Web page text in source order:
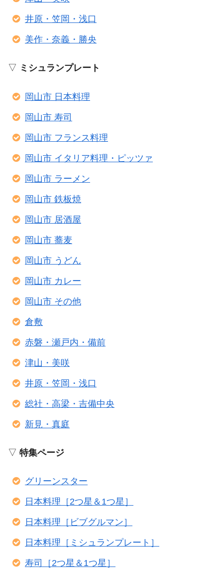
井原・笠岡・浅口
美作・奈義・勝央
▽ ミシュランプレート
岡山市 日本料理
岡山市 寿司
岡山市 フランス料理
岡山市 イタリア料理・ピッツァ
岡山市 ラーメン
岡山市 鉄板焼
岡山市 居酒屋
岡山市 蕎麦
岡山市 うどん
岡山市 カレー
岡山市 その他
倉敷
赤磐・瀬戸内・備前
津山・美咲
井原・笠岡・浅口
総社・高梁・吉備中央
新見・真庭
▽ 特集ページ
グリーンスター
日本料理［2つ星＆1つ星］
日本料理［ビブグルマン］
日本料理［ミシュランプレート］
寿司［2つ星＆1つ星］